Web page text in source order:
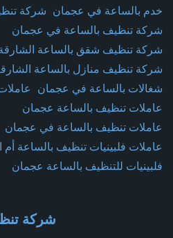
خدم بالساعة في عجمان شركة
شركة تنظيف بالساعة في عجمان
شركة تنظيف شقق بالساعة
شركة تنظيف منازل بالساعة
شغالات بالساعة في عجمان
عاملات تنظيف بالساعة عجمان
عاملات تنظيف بالساعة في عجمان
عاملات فلبينيات تنظيف بالساعة أم
فلبينيات للتنظيف بالساعة عجمان
شركة